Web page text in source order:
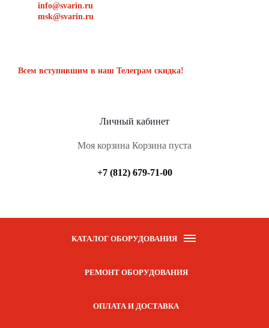
info@svarin.ru
msk@svarin.ru
Всем вступившим в наш Телеграм скидка!
Личный кабинет
Моя корзина Корзина пуста
+7 (812) 679-71-00
КАТАЛОГ ОБОРУДОВАНИЯ
РЕМОНТ ОБОРУДОВАНИЯ
ОПЛАТА И ДОСТАВКА